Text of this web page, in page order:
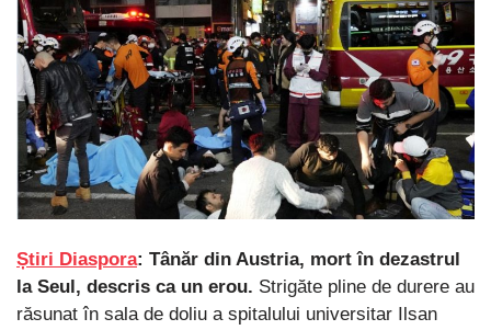
Știri Diaspora: Tânăr din Austria, mort în dezastrul
la Seul, descris ca un erou. Strigăte pline de durere au
răsunat în sala de doliu a spitalului universitar Ilsan